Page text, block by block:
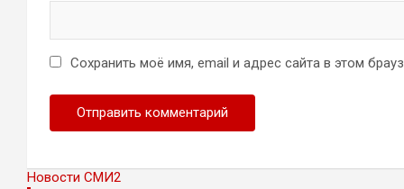
Сохранить моё имя, email и адрес сайта в этом
Новости СМИ2